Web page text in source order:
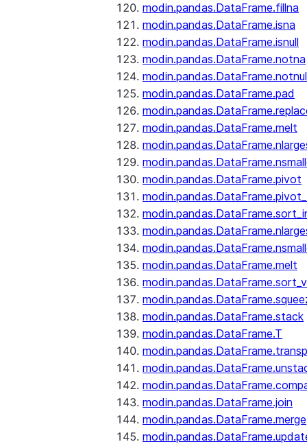
modin.pandas.DataFrame.fillna
modin.pandas.DataFrame.isna
modin.pandas.DataFrame.isnull
modin.pandas.DataFrame.notna
modin.pandas.DataFrame.pad
modin.pandas.DataFrame.melt
modin.pandas.DataFrame.pivot
modin.pandas.DataFrame.melt
modin.pandas.DataFrame.stack
modin.pandas.DataFrame.T
modin.pandas.DataFrame.join
modin.pandas.DataFrame.merge